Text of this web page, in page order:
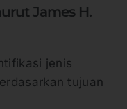
James H.
jenis
tujuan